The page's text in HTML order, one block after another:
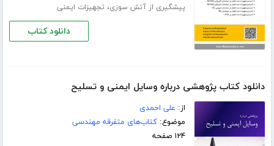
پیشگیری از آتش سوزی، تجهیزات ایمنی
دانلود کتاب
دانلود کتاب پژوهشی درباره وسایل ایمنی و تسلیح
از: علی احمدی
موضوع:کتاب‌های متفرقه مهندسی
۱۲۴ صفحه